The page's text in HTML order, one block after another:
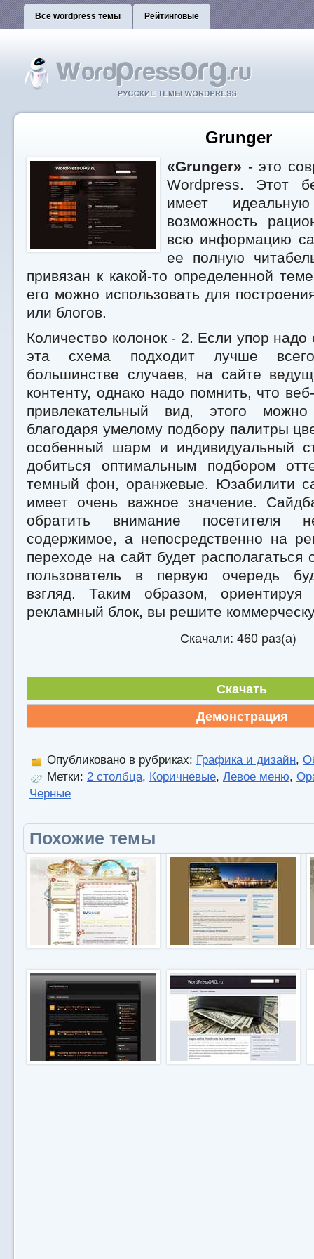
Все wordpress темы Рейтинговые
Grunger
«Grunger» - это
Wordpress. Этот
имеет
возможность
всю информацию
ее полную
привязан к какой-то определенной
его можно использовать для
или блогов.
Количество колонок - 2. Если упор надо
эта схема подходит лучше
большинстве случаев, на сайте
контенту, однако надо помнить, что
привлекательный вид, этого
благодаря умелому подбору палитры
особенный шарм и индивидуальный
добиться оптимальным подбором
темный фон, оранжевые. Юзабилити
имеет очень важное значение.
обратить внимание посетителя
содержимое, а непосредственно на
переходе на сайт будет располагаться
пользователь в первую очередь
взгляд. Таким образом, ориентируя
рекламный блок, вы решите
Скачали: 460 раз(а)
Скачать
Демонстрация
Опубликовано в рубриках: Графика и дизайн,
Метки: 2 столбца, Коричневые, Левое меню,
Черные
Похожие темы